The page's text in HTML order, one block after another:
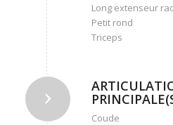
Long extenseur
Petit rond
Triceps
Coude